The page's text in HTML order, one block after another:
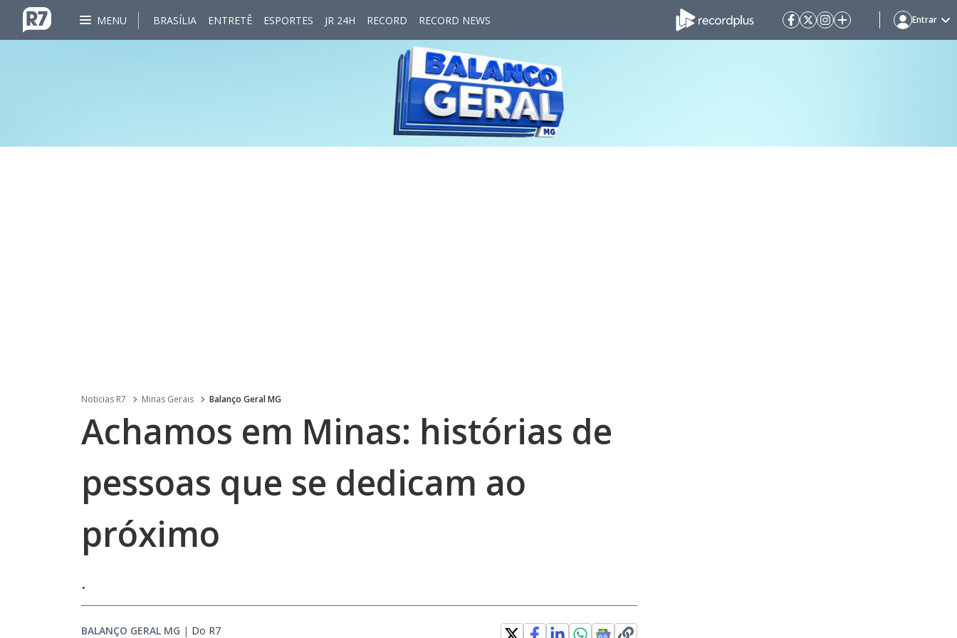
MENU BRASÍLIA ENTRETÊ ESPORTES JR 24H RECORD RECORD NEWS Entrar
Noticias R7 Minas Gerais Balanço Geral MG
Achamos em Minas: histórias de
pessoas que se dedicam ao
próximo
.
BALANÇO GERAL MG | Do R7